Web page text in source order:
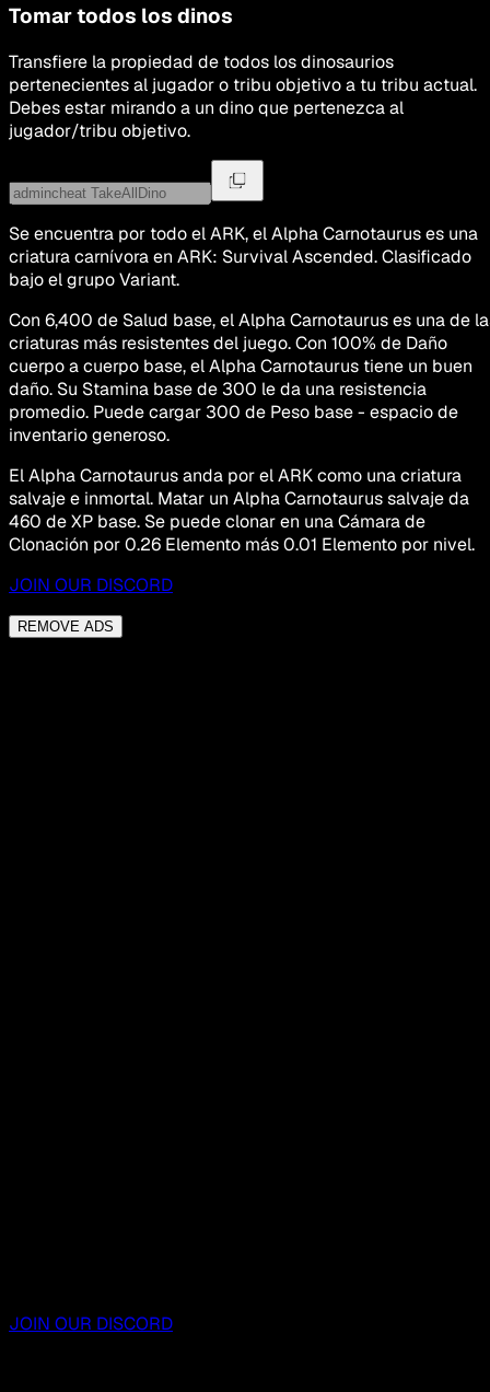
Tomar todos los dinos
Transfiere la propiedad de todos los dinosaurios
pertenecientes al jugador o tribu objetivo a tu tribu actual.
Debes estar mirando a un dino que pertenezca al
jugador/tribu objetivo.
Se encuentra por todo el ARK, el Alpha Carnotaurus es una
criatura carnívora en ARK: Survival Ascended. Clasificado
bajo el grupo Variant.
Con 6,400 de Salud base, el Alpha Carnotaurus es una de
criaturas más resistentes del juego. Con 100% de Daño
cuerpo a cuerpo base, el Alpha Carnotaurus tiene un buen
daño. Su Stamina base de 300 le da una resistencia
promedio. Puede cargar 300 de Peso base - espacio de
inventario generoso.
El Alpha Carnotaurus anda por el ARK como una criatura
salvaje e inmortal. Matar un Alpha Carnotaurus salvaje da
460 de XP base. Se puede clonar en una Cámara de
Clonación por 0.26 Elemento más 0.01 Elemento por nivel.
JOIN OUR DISCORD
REMOVE ADS
JOIN OUR DISCORD